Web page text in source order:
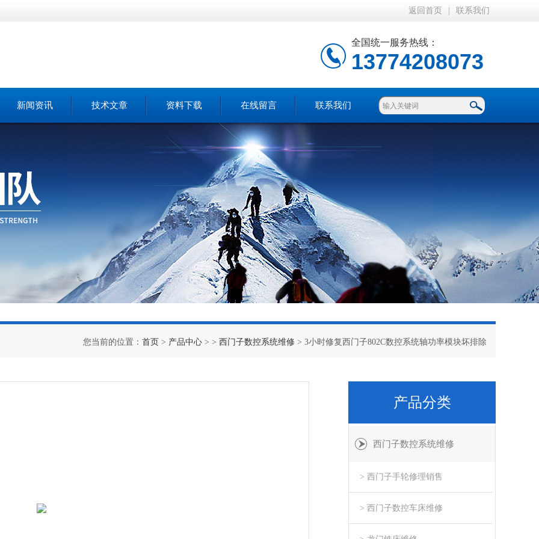
返回首页 联系我们
全国统一服务热线：
13774208073
新闻资讯 技术文章 资料下载 在线留言 联系我们
您当前的位置： 首页 > 产品中心 > > 西门子数控系统维修 > 3小时修复西门子802C数控系统轴功率模块坏排除
产品分类
西门子数控系统维修
> 西门子手轮修理销售
> 西门子数控车床维修